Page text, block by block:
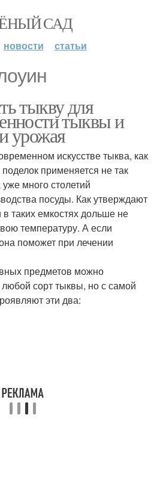
САД
новости статьи
тыкву для
тыквы и
урожая
искусстве тыква, как
применяется не так
много столетий
посуды. Как утверждают
таких емкостях дольше не
температуру. А если
поможет при лечении
предметов можно
сорт тыквы, но с самой
эти два: